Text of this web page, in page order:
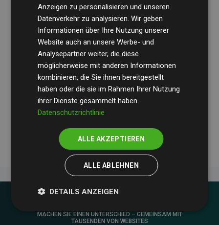
Die Wirtschaftsprüfungsgesellschaft BDOüberprüft
regelmäßig unsere Berechnungen und Methodik, um
Transparenz und Verlässlichkeit sicherzustellen.
Ihre Prüfungen belegen, dass unsere Investitionen in
Klimaschutzprojekte im Durchschnitt200 % der
geschätzten CO₂-Emissionender teilnehmenden
Websites kompensieren – ein klarer Nachweis für die
messbare Klimawirkung unseres Ansatzes.
MACHEN SIE EINEN UNTERSCHIED – GEMEINSAM MIT
TAUSENDEN VON WEBSITES
Anzeigen zu personalisieren und unseren
Datenverkehr zu analysieren. Wir geben
Informationen über Ihre Nutzung unserer
Website auch an unsere Werbe- und
Analysepartner weiter, die diese
möglicherweise mit anderen Informationen
kombinieren, die Sie ihnen bereitgestellt
haben oder die sie im Rahmen Ihrer Nutzung
ihrer Dienste gesammelt haben.
Datenschutzrichtlinie
ALLE AKZEPTIEREN
ALLE ABLEHNEN
DETAILS ANZEIGEN